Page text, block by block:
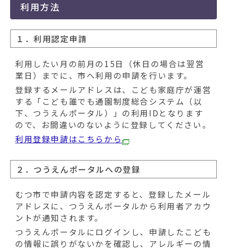
利用方法
１．利用認定申請
利用したい月の前月の15日（休日の場合は翌営
業日）までに、市へ利用の申請を行います。
登録するメールアドレスは、こども家庭庁が運営
する「こども誰でも通園制度総合システム（以
下、つうえんポータル）」の利用IDとなります
ので、お間違いのないように登録してください。
利用登録申請はこちらから
２．つうえんポータルへの登録
むつ市で申請内容を認定すると、登録したメール
アドレスに、つうえんポータルから利用者アカウ
ントが通知されます。
つうえんポータルにログインし、申請したこども
の情報に誤りがないかを確認し、アレルギーの情